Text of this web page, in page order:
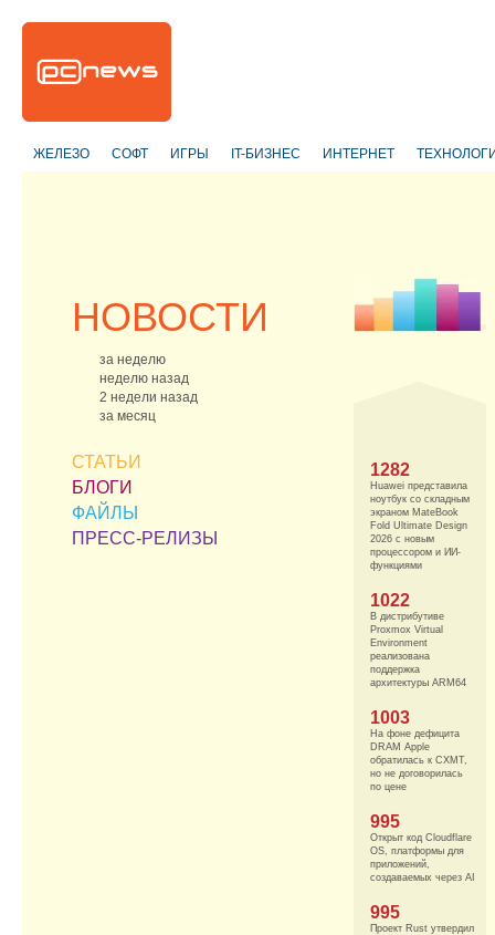
ЖЕЛЕЗО СОФТ ИГРЫ IT-БИЗНЕС ИНТЕРНЕТ
НОВОСТИ
за неделю
неделю назад
2 недели назад
за месяц
СТАТЬИ
БЛОГИ
ФАЙЛЫ
ПРЕСС-РЕЛИЗЫ
1282
Huawei представила
ноутбук со складным
экраном MateBook
Fold Ultimate Design
2026 с новым
процессором и ИИ-
функциями
1022
В дистрибутиве
Proxmox Virtual
Environment
реализована
поддержка
архитектуры ARM64
1003
На фоне дефицита
DRAM Apple
обратилась к CXMT,
но не договорилась
по цене
995
Открыт код Cloudflare
OS, платформы для
приложений,
создаваемых через AI
995
Проект Rust утвердил